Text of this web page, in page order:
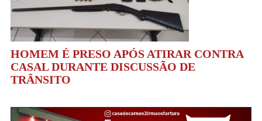
HOMEM É PRESO APÓS ATIRAR CONTRA
CASAL DURANTE DISCUSSÃO DE
TRÂNSITO